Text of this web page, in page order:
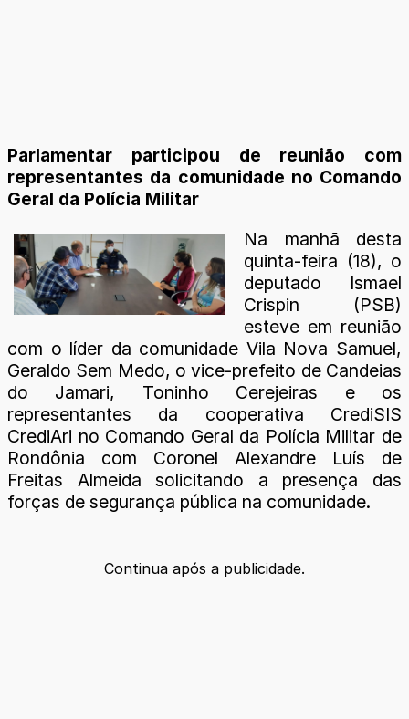
Parlamentar participou de reunião com
representantes da comunidade no Comando
Geral da Polícia Militar
Na manhã desta
quinta-feira (18), o
deputado Ismael
Crispin (PSB)
esteve em reunião
com o líder da comunidade Vila Nova Samuel,
Geraldo Sem Medo, o vice-prefeito de Candeias
do Jamari, Toninho Cerejeiras e os
representantes da cooperativa CrediSIS
CrediAri no Comando Geral da Polícia Militar de
Rondônia com Coronel Alexandre Luís de
Freitas Almeida solicitando a presença das
forças de segurança pública na comunidade.
Continua após a publicidade.